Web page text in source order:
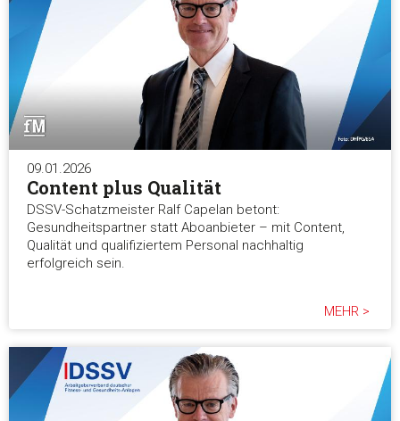
09.01.2026
Content plus Qualität
DSSV-Schatzmeister Ralf Capelan betont:
Gesundheitspartner statt Aboanbieter – mit Content,
Qualität und qualifiziertem Personal nachhaltig
erfolgreich sein.
MEHR >